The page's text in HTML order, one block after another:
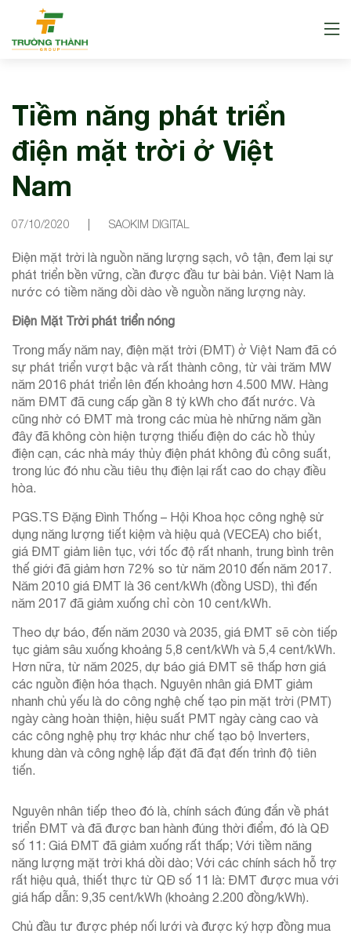
Tiềm năng phát triển
điện mặt trời ở Việt
Nam
07/10/2020 SAOKIM DIGITAL
Điện mặt trời là nguồn năng lượng sạch, vô tận, đem lại sự
phát triển bền vững, cần được đầu tư bài bản. Việt Nam là
nước có tiềm năng dồi dào về nguồn năng lượng này.
Điện Mặt Trời phát triển nóng
Trong mấy năm nay, điện mặt trời (ĐMT) ở Việt Nam đã có
sự phát triển vượt bậc và rất thành công, từ vài trăm MW
năm 2016 phát triển lên đến khoảng hơn 4.500 MW. Hàng
năm ĐMT đã cung cấp gần 8 tỷ kWh cho đất nước. Và
cũng nhờ có ĐMT mà trong các mùa hè những năm gần
đây đã không còn hiện tượng thiếu điện do các hồ thủy
điện cạn, các nhà máy thủy điện phát không đủ công suất,
trong lúc đó nhu cầu tiêu thụ điện lại rất cao do chạy điều
hòa.
PGS.TS Đặng Đình Thống – Hội Khoa học công nghệ sử
dụng năng lượng tiết kiệm và hiệu quả (VECEA) cho biết,
giá ĐMT giảm liên tục, với tốc độ rất nhanh, trung bình trên
thế giới đã giảm hơn 72% so từ năm 2010 đến năm 2017.
Năm 2010 giá ĐMT là 36 cent/kWh (đồng USD), thì đến
năm 2017 đã giảm xuống chỉ còn 10 cent/kWh.
Theo dự báo, đến năm 2030 và 2035, giá ĐMT sẽ còn tiếp
tục giảm sâu xuống khoảng 5,8 cent/kWh và 5,4 cent/kWh.
Hơn nữa, từ năm 2025, dự báo giá ĐMT sẽ thấp hơn giá
các nguồn điện hóa thạch. Nguyên nhân giá ĐMT giảm
nhanh chủ yếu là do công nghệ chế tạo pin mặt trời (PMT)
ngày càng hoàn thiện, hiệu suất PMT ngày càng cao và
các công nghệ phụ trợ khác như chế tạo bộ Inverters,
khung dàn và công nghệ lắp đặt đã đạt đến trình độ tiên
tiến.
Nguyên nhân tiếp theo đó là, chính sách đúng đắn về phát
triển ĐMT và đã được ban hành đúng thời điểm, đó là QĐ
số 11: Giá ĐMT đã giảm xuống rất thấp; Với tiềm năng
năng lượng mặt trời khá dồi dào; Với các chính sách hỗ trợ
rất hiệu quả, thiết thực từ QĐ số 11 là: ĐMT được mua với
giá hấp dẫn: 9,35 cent/kWh (khoảng 2.200 đồng/kWh).
Chủ đầu tư được phép nối lưới và được ký hợp đồng mua